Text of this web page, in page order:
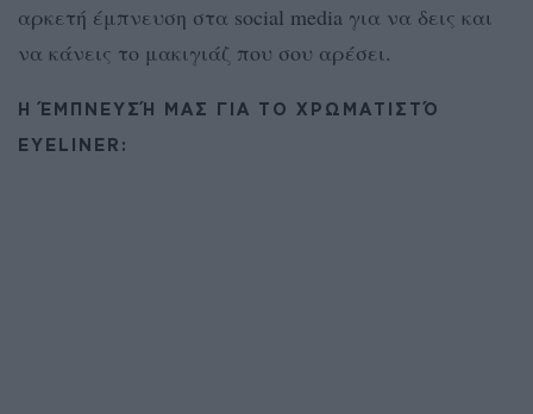
αρκετή έμπνευση στα social media για να δεις και
να κάνεις το μακιγιάζ που σου αρέσει.
Η ΈΜΠΝΕΥΣΉ ΜΑΣ ΓΙΑ ΤΟ ΧΡΩΜΑΤΙΣΤΌ
EYELINER: